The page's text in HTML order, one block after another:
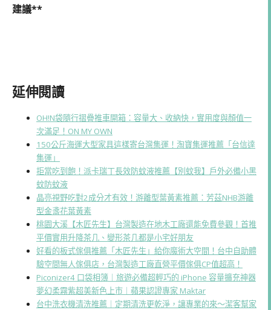
建議**
延伸閱讀
OH!N袋隨行摺疊推車開箱：容量大、收納快，實用度與顏值一
次滿足！ON MY OWN
150公斤海運大型家具這樣寄台灣集運！淘寶集運推薦「台信達
集運」
拒當吃到飽！派卡瑞丁長效防蚊液推薦【別蚊我】戶外必備小黑
蚊防蚊液
晶亮視野吃對2成分才有效！游離型葉黃素推薦：芳茲NHB游離
型金盞花葉黃素
桃園大溪【木匠先生】台灣製造在地木工廠還能免費參觀！首推
平價實用升降茶几、變形茶几都是小宅好朋友
好看的板式傢俱推薦「木匠先生」給你魔術大空間！台中自助體
驗空間無人傢俱店，台灣製造工廠直營平價傢俱CP值超高！
Piconizer4 口袋相簿｜旅遊必備超輕巧的 iPhone 容量擴充神器
夢幻柔霧紫超美新色上市｜蘋果認證專家 Maktar
台中洗衣機清洗推薦｜定期清洗更乾淨，讓專業的來～潔客幫家